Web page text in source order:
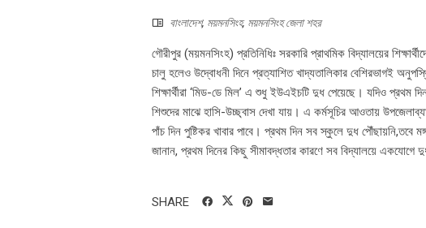
বাংলাদেশ, ময়মনসিংহ, ময়মনসিংহ জেলা শহর
গৌরীপুর (ময়মনসিংহ) প্রতিনিধিঃ সরকারি প্রাথমিক বিদ্যালয়ের
চালু হলেও উদ্বোধনী দিনে প্রত্যাশিত খাদ্যতালিকার বেশিরভাগই
শিক্ষার্থীরা ‘মিড-ডে মিল’ এ শুধু ইউএইচটি দুধ পেয়েছে। যদিও প্রথম
শিশুদের মাঝে হাসি-উচ্ছ্বাস দেখা যায়। এ কর্মসূচির আওতায়
পাঁচ দিন পুষ্টিকর খাবার পাবে। প্রথম দিন সব স্কুলে দুধ পৌঁছায়নি,তবে
জানান, প্রথম দিনের কিছু সীমাবদ্ধতার কারণে সব বিদ্যালয়ে
SHARE